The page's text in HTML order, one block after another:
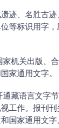
迹、名胜古迹
等标识用字
机关出版、
家通用文字。
藏语言文字
工作。报刊
国家通用文字。